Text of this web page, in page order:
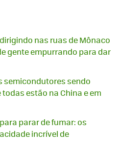
nas ruas de Mônaco
gente empurrando para dar
semicondutores sendo
estão na China e em
parar de fumar: os
incrível de